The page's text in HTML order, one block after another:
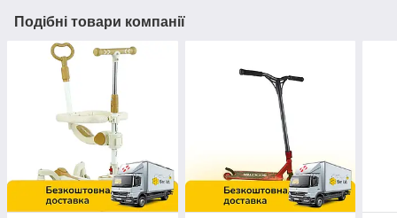
Подібні товари компанії